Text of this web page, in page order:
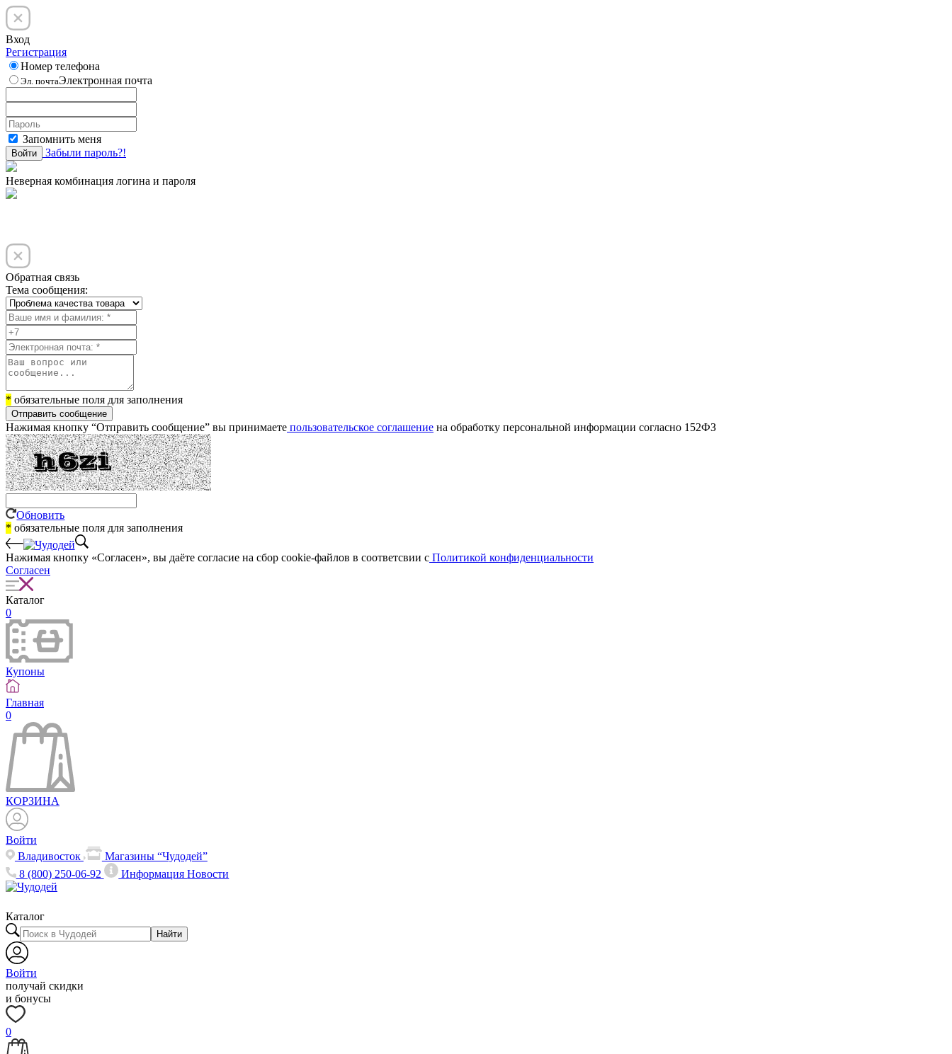
Вход
Регистрация
Номер телефона
Эл. почтаЭлектронная почта
Запомнить меня
Войти Забыли пароль?!
Неверная комбинация логина и пароля
Обратная связь
Тема сообщения:
* обязательные поля для заполнения
Отправить сообщение
Нажимая кнопку “Отправить сообщение” вы принимаете пользовательское соглашение на обработку персональной информации согласно 152ФЗ
Обновить
* обязательные поля для заполнения
Нажимая кнопку «Согласен», вы даёте cогласие на сбор cookie-файлов в соответсвии с Политикой конфиденциальности
Согласен
Каталог
0
Купоны
Главная
0
КОРЗИНА
Войти
Владивосток
Магазины “Чудодей”
8 (800) 250-06-92
ИнформацияНовости
Каталог
Найти
Войти
получай скидки
и бонусы
0